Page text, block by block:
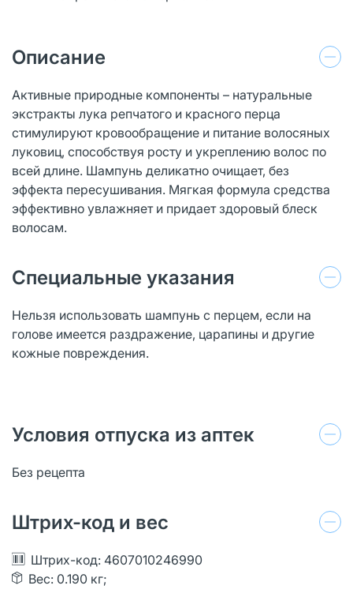
Описание
Активные природные компоненты – натуральные
экстракты лука репчатого и красного перца
стимулируют кровообращение и питание волосяных
луковиц, способствуя росту и укреплению волос по
всей длине. Шампунь деликатно очищает, без
эффекта пересушивания. Мягкая формула средства
эффективно увлажняет и придает здоровый блеск
волосам.
Специальные указания
Нельзя использовать шампунь с перцем, если на
голове имеется раздражение, царапины и другие
кожные повреждения.
Условия отпуска из аптек
Без рецепта
Штрих-код и вес
Штрих-код: 4607010246990
Вес: 0.190 кг;